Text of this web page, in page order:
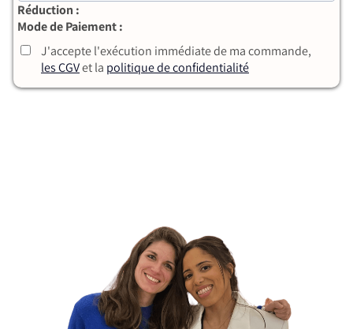
Réduction :
Mode de Paiement :
J'accepte l'exécution immédiate de ma commande,
les CGVet la politique de confidentialité